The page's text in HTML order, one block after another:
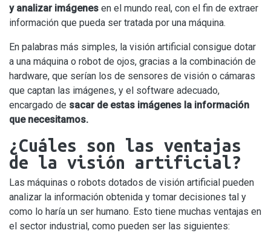
y analizar imágenes en el mundo real, con el fin de extraer
información que pueda ser tratada por una máquina.
En palabras más simples, la visión artificial consigue dotar
a una máquina o robot de ojos, gracias a la combinación de
hardware, que serían los de sensores de visión o cámaras
que captan las imágenes, y el software adecuado,
encargado de sacar de estas imágenes la información
que necesitamos.
¿Cuáles son las ventajas
de la visión artificial?
Las máquinas o robots dotados de visión artificial pueden
analizar la información obtenida y tomar decisiones tal y
como lo haría un ser humano. Esto tiene muchas ventajas en
el sector industrial, como pueden ser las siguientes: